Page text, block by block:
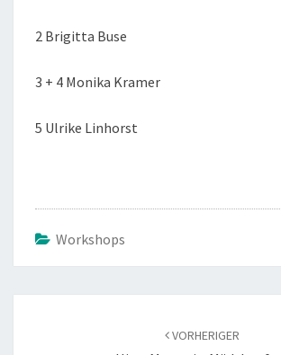
2 Brigitta Buse
3 + 4 Monika Kramer
5 Ulrike Linhorst
Workshops
VORHERIGER